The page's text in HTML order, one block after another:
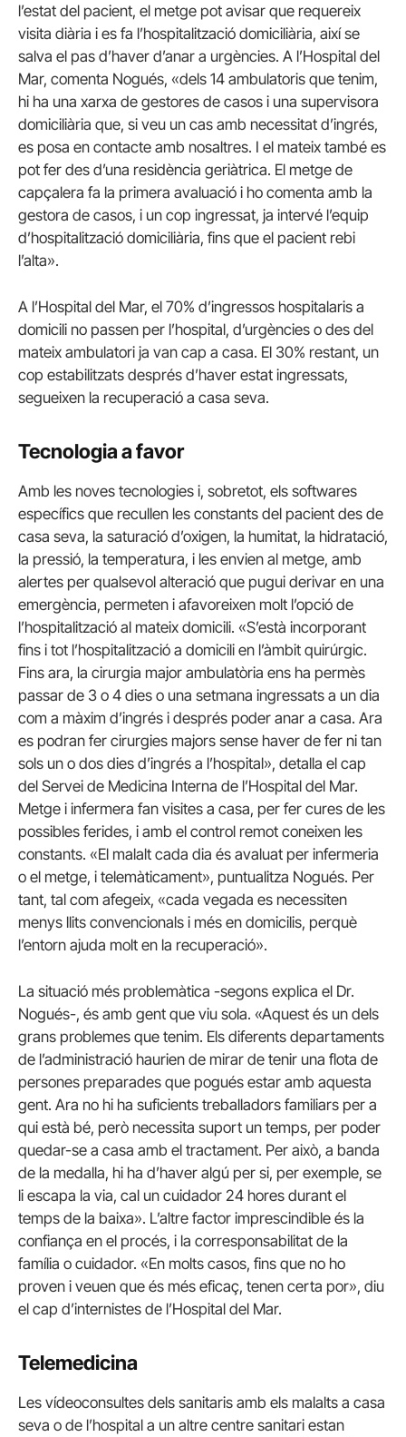
l’estat del pacient, el metge pot avisar que requereix
visita diària i es fa l’hospitalització domiciliària, així se
salva el pas d’haver d’anar a urgències. A l’Hospital del
Mar, comenta Nogués, «dels 14 ambulatoris que tenim,
hi ha una xarxa de gestores de casos i una supervisora
domiciliària que, si veu un cas amb necessitat d’ingrés,
es posa en contacte amb nosaltres. I el mateix també es
pot fer des d’una residència geriàtrica. El metge de
capçalera fa la primera avaluació i ho comenta amb la
gestora de casos, i un cop ingressat, ja intervé l’equip
d’hospitalització domiciliària, fins que el pacient rebi
l’alta».
A l’Hospital del Mar, el 70% d’ingressos hospitalaris a
domicili no passen per l’hospital, d’urgències o des del
mateix ambulatori ja van cap a casa. El 30% restant, un
cop estabilitzats després d’haver estat ingressats,
segueixen la recuperació a casa seva.
Tecnologia a favor
Amb les noves tecnologies i, sobretot, els softwares
específics que recullen les constants del pacient des de
casa seva, la saturació d’oxigen, la humitat, la hidratació,
la pressió, la temperatura, i les envien al metge, amb
alertes per qualsevol alteració que pugui derivar en una
emergència, permeten i afavoreixen molt l’opció de
l’hospitalització al mateix domicili. «S’està incorporant
fins i tot l’hospitalització a domicili en l’àmbit quirúrgic.
Fins ara, la cirurgia major ambulatòria ens ha permès
passar de 3 o 4 dies o una setmana ingressats a un dia
com a màxim d’ingrés i després poder anar a casa. Ara
es podran fer cirurgies majors sense haver de fer ni tan
sols un o dos dies d’ingrés a l’hospital», detalla el cap
del Servei de Medicina Interna de l’Hospital del Mar.
Metge i infermera fan visites a casa, per fer cures de les
possibles ferides, i amb el control remot coneixen les
constants. «El malalt cada dia és avaluat per infermeria
o el metge, i telemàticament», puntualitza Nogués. Per
tant, tal com afegeix, «cada vegada es necessiten
menys llits convencionals i més en domicilis, perquè
l’entorn ajuda molt en la recuperació».
La situació més problemàtica -segons explica el Dr.
Nogués-, és amb gent que viu sola. «Aquest és un dels
grans problemes que tenim. Els diferents departaments
de l’administració haurien de mirar de tenir una flota de
persones preparades que pogués estar amb aquesta
gent. Ara no hi ha suficients treballadors familiars per a
qui està bé, però necessita suport un temps, per poder
quedar-se a casa amb el tractament. Per això, a banda
de la medalla, hi ha d’haver algú per si, per exemple, se
li escapa la via, cal un cuidador 24 hores durant el
temps de la baixa». L’altre factor imprescindible és la
confiança en el procés, i la corresponsabilitat de la
família o cuidador. «En molts casos, fins que no ho
proven i veuen que és més eficaç, tenen certa por», diu
el cap d’internistes de l’Hospital del Mar.
Telemedicina
Les vídeoconsultes dels sanitaris amb els malalts a casa
seva o de l’hospital a un altre centre sanitari estan